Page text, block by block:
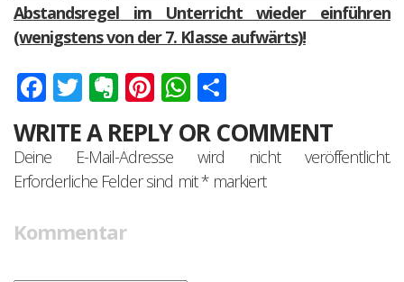
Abstandsregel im Unterricht wieder einführen
(wenigstens von der 7. Klasse aufwärts)!
Facebook
Twitter
Evernote
Pinterest
WhatsApp
WRITE A REPLY OR COMMENT
Deine E-Mail-Adresse wird nicht veröffentlicht.
Erforderliche Felder sind mit*markiert
Kommentar